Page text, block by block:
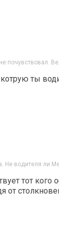
почувствовал.
ты
Не водителя ли
тот кого
от